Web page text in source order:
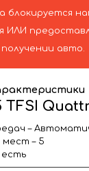
блокируется
ИЛИ
авто.
TFSI
–
мест – 5
есть